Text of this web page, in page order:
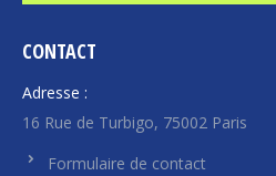
CONTACT
Adresse :
16 Rue de Turbigo, 75002 Paris
Formulaire de contact